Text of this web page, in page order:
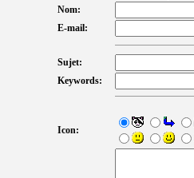
Nom:
E-mail:
Sujet:
Keywords:
Icon: